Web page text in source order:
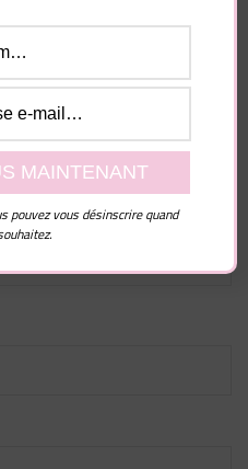
pas publiée.Les
avec
pouvez vous désinscrire quand